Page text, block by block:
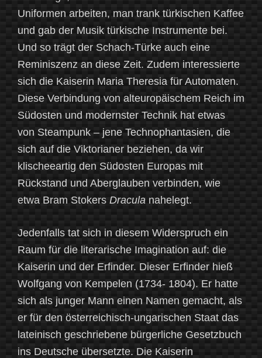
Uniformen arbeiten, man trank türkischen Kaffee
und gab der Musik türkische Instrumente bei.
Und so trägt der Schach-Türke auch eine
Reminiszenz an diese Zeit. Zudem interessierte
sich die Kaiserin Maria Theresia für Automaten.
Diese Verbindung von alteuropäischem Reich im
Südosten und modernster Technik hat etwas
von Steampunk – jene Technophantasien, die
sich auf die Viktorianer beziehen, da wir
klischeeartig den Südosten Europas mit
Rückstand und Aberglauben verbinden, wie
etwa Bram Stokers Dracula nahelegt.
Jedenfalls tat sich in diesem Widerspruch ein
Raum für die literarische Imagination auf: die
Kaiserin und der Erfinder. Dieser Erfinder hieß
Wolfgang von Kempelen (1734- 1804). Er hatte
sich als junger Mann einen Namen gemacht, als
er für den österreichisch-ungarischen Staat das
lateinisch geschriebene bürgerliche Gesetzbuch
ins Deutsche übersetzte. Die Kaiserin